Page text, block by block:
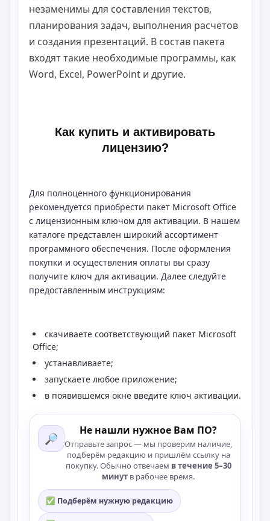
незаменимы для составления текстов,
планирования задач, выполнения расчетов
и создания презентаций. В состав пакета
входят такие необходимые программы, как
Word, Excel, PowerPoint и другие.
Как купить и активировать
лицензию?
Для полноценного функционирования
рекомендуется приобрести пакет Microsoft Office
с лицензионным ключом для активации. В нашем
каталоге представлен широкий ассортимент
программного обеспечения. После оформления
покупки и осуществления оплаты вы сразу
получите ключ для активации. Далее следуйте
предоставленным инструкциям:
скачиваете соответствующий пакет Microsoft
Office;
устанавливаете;
запускаете любое приложение;
в появившемся окне введите ключ активации.
🔎
Не нашли нужное Вам ПО?
Отправьте запрос — мы проверим наличие,
подберём редакцию и пришлём ссылку на
покупку. Обычно отвечаем в течение 5–30
минут в рабочее время.
✅ Подберём нужную редакцию